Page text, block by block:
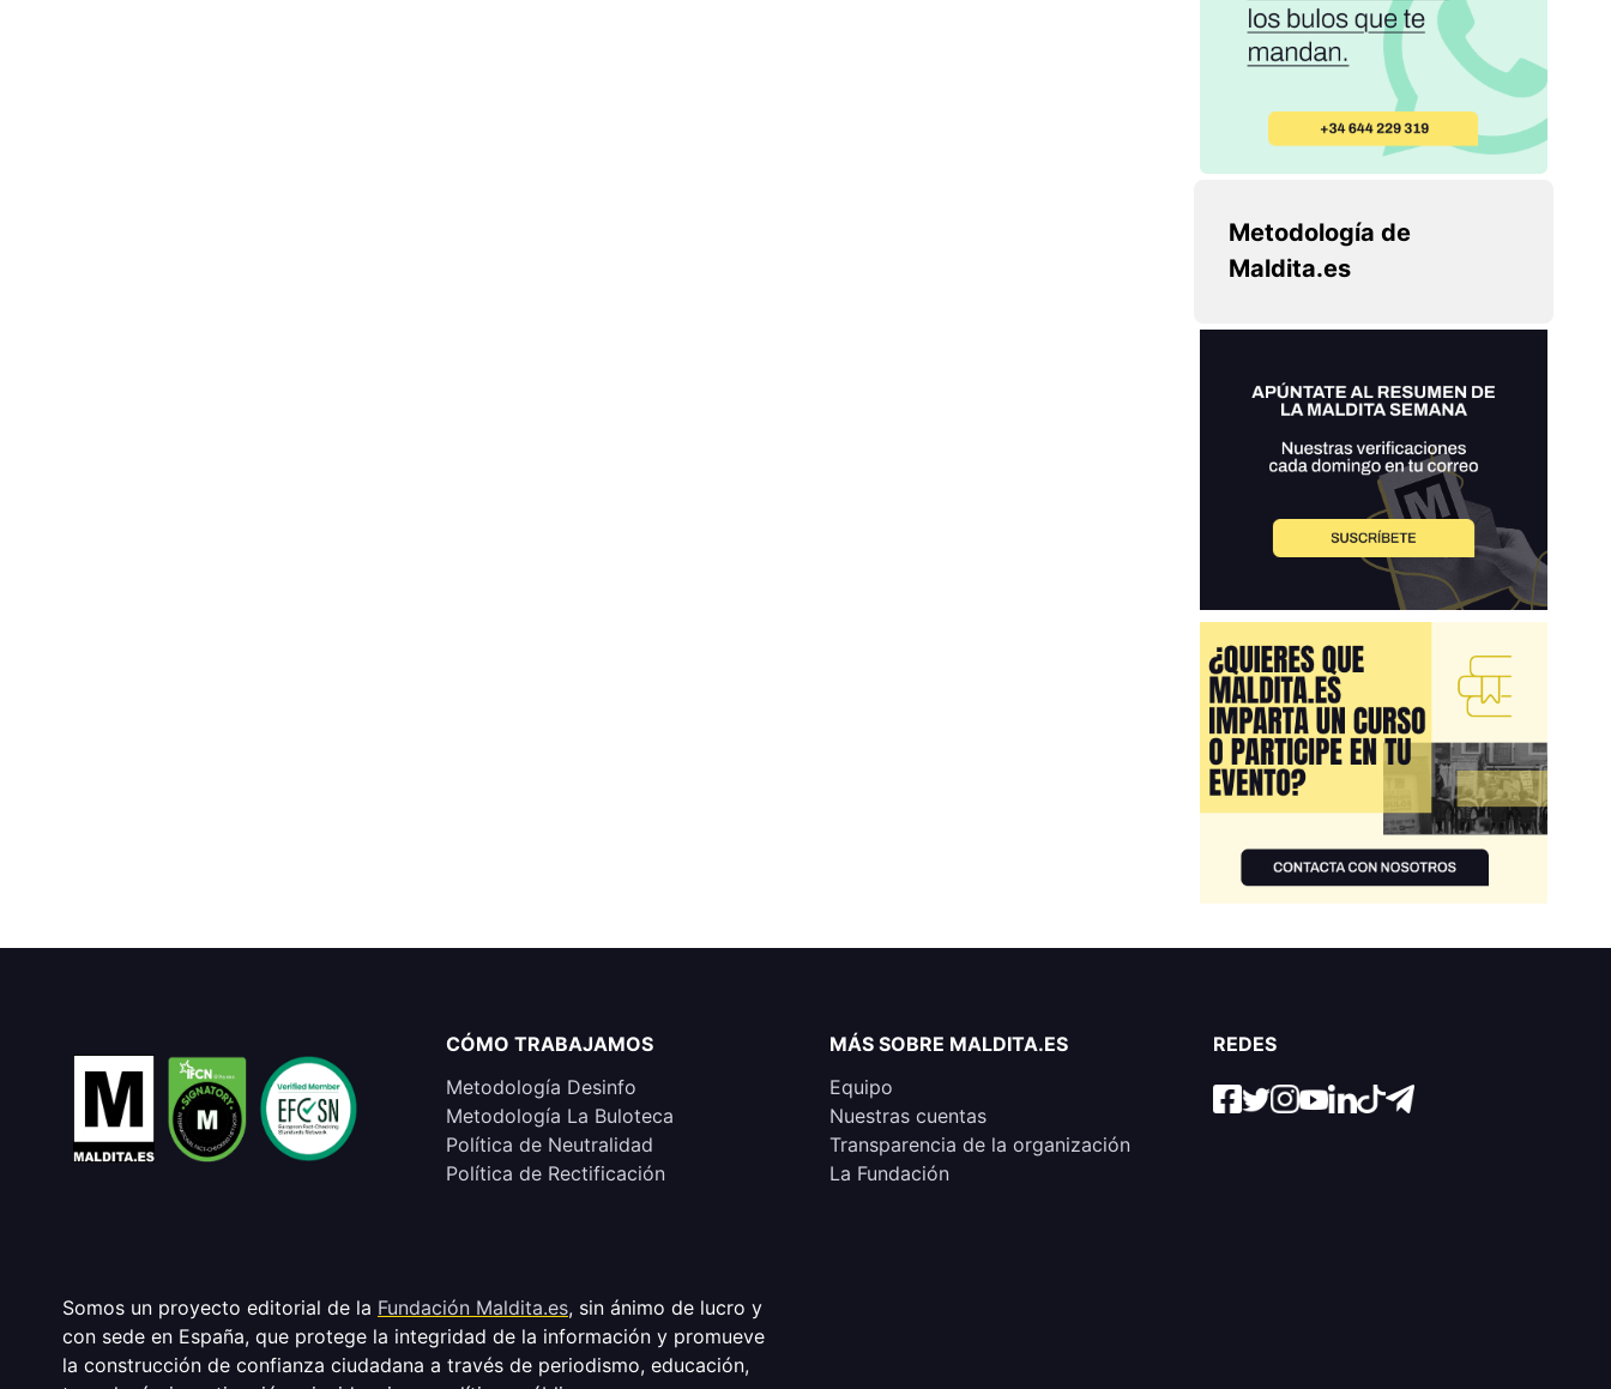
Metodología de
Maldita.es
CÓMO TRABAJAMOS
Metodología Desinfo
Metodología La Buloteca
Política de Neutralidad
Política de Rectificación
MÁS SOBRE MALDITA.ES
Equipo
Nuestras cuentas
Transparencia de la organización
La Fundación
REDES
Somos un proyecto editorial de la Fundación Maldita.es, sin ánimo de lucro y
con sede en España, que protege la integridad de la información y promueve
la construcción de confianza ciudadana a través de periodismo, educación,